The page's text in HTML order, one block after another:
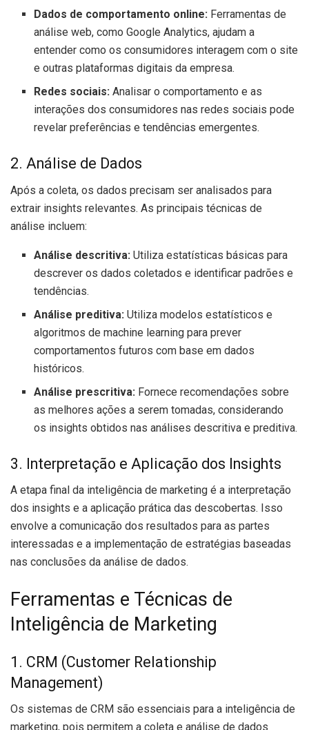
Dados de comportamento online: Ferramentas de
análise web, como Google Analytics, ajudam a
entender como os consumidores interagem com o site
e outras plataformas digitais da empresa.
Redes sociais: Analisar o comportamento e as
interações dos consumidores nas redes sociais pode
revelar preferências e tendências emergentes.
2. Análise de Dados
Após a coleta, os dados precisam ser analisados para
extrair insights relevantes. As principais técnicas de
análise incluem:
Análise descritiva: Utiliza estatísticas básicas para
descrever os dados coletados e identificar padrões e
tendências.
Análise preditiva: Utiliza modelos estatísticos e
algoritmos de machine learning para prever
comportamentos futuros com base em dados
históricos.
Análise prescritiva: Fornece recomendações sobre
as melhores ações a serem tomadas, considerando
os insights obtidos nas análises descritiva e preditiva.
3. Interpretação e Aplicação dos Insights
A etapa final da inteligência de marketing é a interpretação
dos insights e a aplicação prática das descobertas. Isso
envolve a comunicação dos resultados para as partes
interessadas e a implementação de estratégias baseadas
nas conclusões da análise de dados.
Ferramentas e Técnicas de
Inteligência de Marketing
1. CRM (Customer Relationship
Management)
Os sistemas de CRM são essenciais para a inteligência de
marketing, pois permitem a coleta e análise de dados